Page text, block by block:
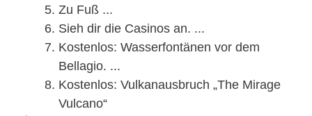
Zu Fuß ...
Sieh dir die Casinos an. ...
Kostenlos: Wasserfontänen vor dem
Bellagio. ...
Kostenlos: Vulkanausbruch „The Mirage
Vulcano“